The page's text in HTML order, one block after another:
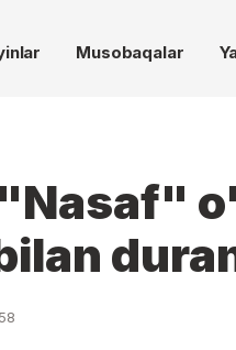
Musobaqalar